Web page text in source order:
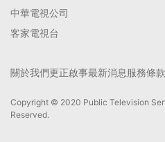
中華電視公司
客家電視台
關於我們更正啟事最新消息服務條款
Copyright © 2020 Public Television
Reserved.